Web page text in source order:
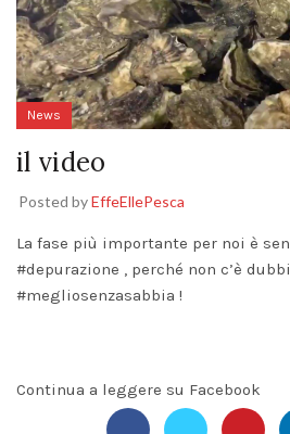
News
il video
Posted byEffeEllePesca
La fase più importante per noi è
#depurazione , perché non c’è
#megliosenzasabbia !
Continua a leggere su Facebook